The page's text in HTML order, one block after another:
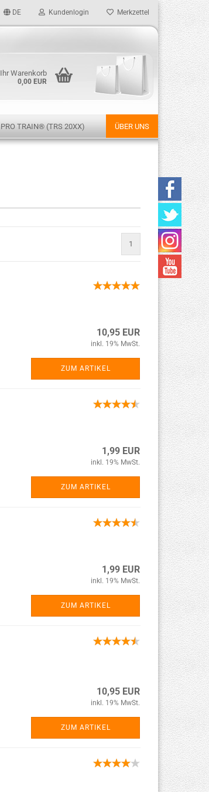
DE Kundenlogin Merkzettel
Ihr Warenkorb
0,00 EUR
PRO TRAIN® (TRS 20XX) ÜBER UNS
1
10,95 EUR
inkl. 19% MwSt.
ZUM ARTIKEL
1,99 EUR
inkl. 19% MwSt.
ZUM ARTIKEL
1,99 EUR
inkl. 19% MwSt.
ZUM ARTIKEL
10,95 EUR
inkl. 19% MwSt.
ZUM ARTIKEL